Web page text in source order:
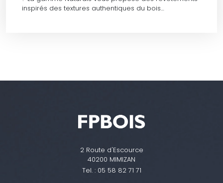
inspirés des textures authentiques du bois…
2 Route d'Escource
40200 MIMIZAN
Tel. : 05 58 82 71 71